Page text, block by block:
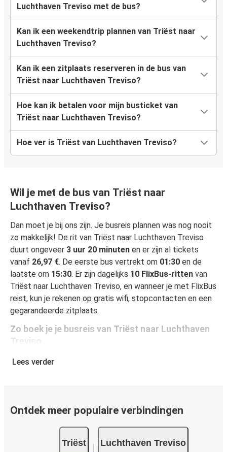
Luchthaven Treviso met de bus?
Kan ik een weekendtrip plannen van Triëst naar
Luchthaven Treviso?
Kan ik een zitplaats reserveren in de bus van
Triëst naar Luchthaven Treviso?
Hoe kan ik betalen voor mijn busticket van
Triëst naar Luchthaven Treviso?
Hoe ver is Triëst van Luchthaven Treviso?
Wil je met de bus van Triëst naar
Luchthaven Treviso?
Dan moet je bij ons zijn. Je busreis plannen was nog nooit
zo makkelijk! De rit van Triëst naar Luchthaven Treviso
duurt ongeveer 3 uur 20 minuten en er zijn al tickets
vanaf 26,97 €. De eerste bus vertrekt om 01:30 en de
laatste om 15:30. Er zijn dagelijks 10 FlixBus-ritten van
Triëst naar Luchthaven Treviso, en wanneer je met FlixBus
reist, kun je rekenen op gratis wifi, stopcontacten en een
gegarandeerde zitplaats.
Zo boek je je busreis van Triëst naar Luchthaven
Treviso
Een reis boeken bij FlixBus is heel simpel: dat kan op deze
beveiligde online betaalwijzen, waaronder kredietkaart
onze verkooppunten kun je cash betalen.
Lees verder
Ontdek meer populaire verbindingen
Triëst Luchthaven Treviso